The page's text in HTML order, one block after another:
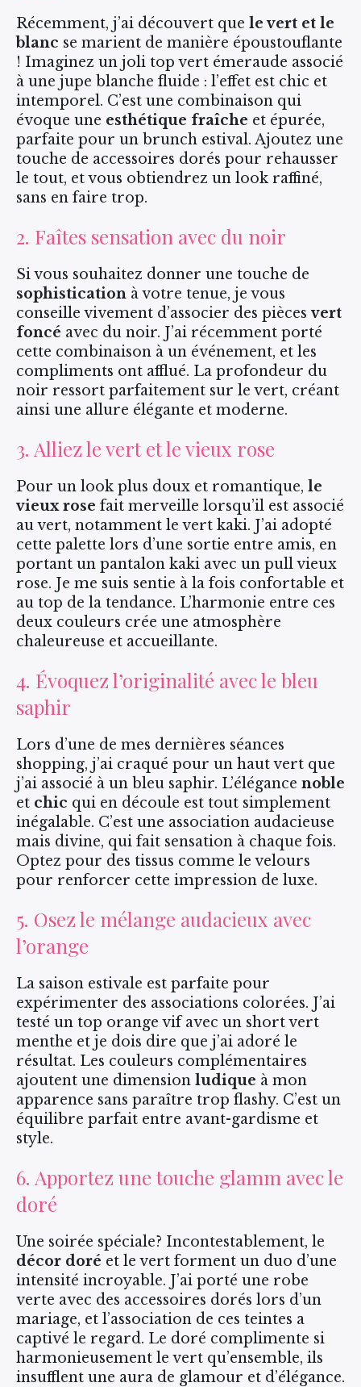
Récemment, j’ai découvert que le vert et le
blanc se marient de manière époustouflante
! Imaginez un joli top vert émeraude associé
à une jupe blanche fluide : l’effet est chic et
intemporel. C’est une combinaison qui
évoque une esthétique fraîche et épurée,
parfaite pour un brunch estival. Ajoutez une
touche de accessoires dorés pour rehausser
le tout, et vous obtiendrez un look raffiné,
sans en faire trop.
2. Faîtes sensation avec du noir
Si vous souhaitez donner une touche de
sophistication à votre tenue, je vous
conseille vivement d’associer des piècesvert
foncé avec du noir. J’ai récemment porté
cette combinaison à un événement, et les
compliments ont afflué. La profondeur du
noir ressort parfaitement sur le vert, créant
ainsi une allure élégante et moderne.
3. Alliez le vert et le vieux rose
Pour un look plus doux et romantique, le
vieux rose fait merveille lorsqu’il est associé
au vert, notamment le vert kaki. J’ai adopté
cette palette lors d’une sortie entre amis, en
portant un pantalon kaki avec un pull vieux
rose. Je me suis sentie à la fois confortable et
au top de la tendance. L’harmonie entre ces
deux couleurs crée une atmosphère
chaleureuse et accueillante.
4. Évoquez l’originalité avec le bleu
saphir
Lors d’une de mes dernières séances
shopping, j’ai craqué pour un haut vert que
j’ai associé à un bleu saphir. L’élégance noble
et chic qui en découle est tout simplement
inégalable. C’est une association audacieuse
mais divine, qui fait sensation à chaque fois.
Optez pour des tissus comme le velours
pour renforcer cette impression de luxe.
5. Osez le mélange audacieux avec
l’orange
La saison estivale est parfaite pour
expérimenter des associations colorées. J’ai
testé un top orange vif avec un short vert
menthe et je dois dire que j’ai adoré le
résultat. Les couleurs complémentaires
ajoutent une dimension ludique à mon
apparence sans paraître trop flashy. C’est un
équilibre parfait entre avant-gardisme et
style.
6. Apportez une touche glamm avec le
doré
Une soirée spéciale? Incontestablement, le
décor doré et le vert forment un duo d’une
intensité incroyable. J’ai porté une robe
verte avec des accessoires dorés lors d’un
mariage, et l’association de ces teintes a
captivé le regard. Le doré complimente si
harmonieusement le vert qu’ensemble, ils
insufflent une aura de glamour et d’élégance.